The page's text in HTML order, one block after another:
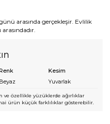
arasında gerçekleşir. Evlilik
Kesim
Beyaz Yuvarlak
ve özellikle yüzüklerde ağırlıklar
ürün küçük farklılıklar gösterebilir.